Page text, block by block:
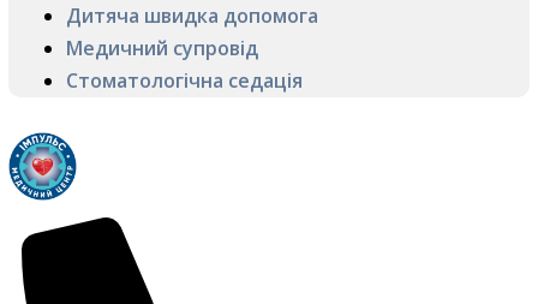
Дитяча швидка допомога
Медичний супровід
Стоматологічна седація